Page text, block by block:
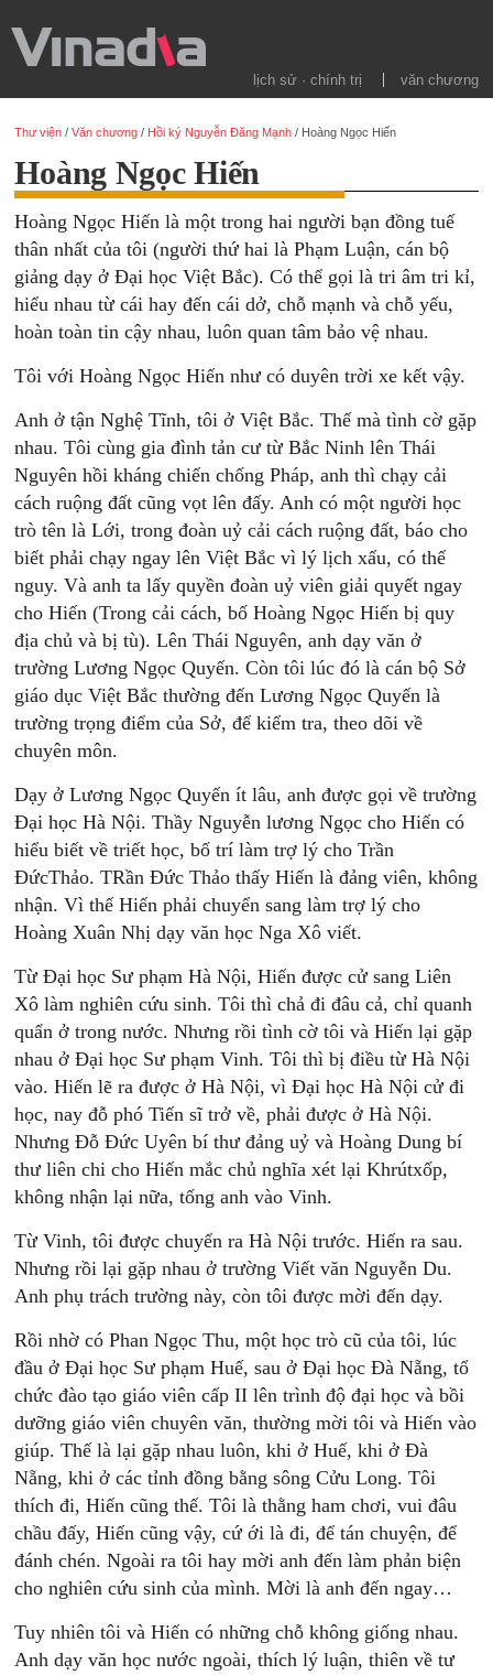
lịch sử · chính trị văn chương
Thư viện /Văn chương / Hồi ký Nguyễn Đăng Mạnh / Hoàng Ngọc Hiến
Hoàng Ngọc Hiến
Hoàng Ngọc Hiến là một trong hai người bạn đồng tuế
thân nhất của tôi (người thứ hai là Phạm Luận, cán bộ
giảng dạy ở Đại học Việt Bắc). Có thể gọi là tri âm tri kỉ,
hiểu nhau từ cái hay đến cái dở, chỗ mạnh và chỗ yếu,
hoàn toàn tin cậy nhau, luôn quan tâm bảo vệ nhau.
Tôi với Hoàng Ngọc Hiến như có duyên trời xe kết vậy.
Anh ở tận Nghệ Tĩnh, tôi ở Việt Bắc. Thế mà tình cờ gặp
nhau. Tôi cùng gia đình tản cư từ Bắc Ninh lên Thái
Nguyên hồi kháng chiến chống Pháp, anh thì chạy cải
cách ruộng đất cũng vọt lên đấy. Anh có một người học
trò tên là Lới, trong đoàn uỷ cải cách ruộng đất, báo cho
biết phải chạy ngay lên Việt Bắc vì lý lịch xấu, có thể
nguy. Và anh ta lấy quyền đoàn uỷ viên giải quyết ngay
cho Hiến (Trong cải cách, bố Hoàng Ngọc Hiến bị quy
địa chủ và bị tù). Lên Thái Nguyên, anh dạy văn ở
trường Lương Ngọc Quyến. Còn tôi lúc đó là cán bộ Sở
giáo dục Việt Bắc thường đến Lương Ngọc Quyến là
trường trọng điểm của Sở, để kiểm tra, theo dõi về
chuyên môn.
Dạy ở Lương Ngọc Quyến ít lâu, anh được gọi về trường
Đại học Hà Nội. Thầy Nguyễn lương Ngọc cho Hiến có
hiểu biết về triết học, bố trí làm trợ lý cho Trần
ĐứcThảo. TRần Đức Thảo thấy Hiến là đảng viên, không
nhận. Vì thế Hiến phải chuyển sang làm trợ lý cho
Hoàng Xuân Nhị dạy văn học Nga Xô viết.
Từ Đại học Sư phạm Hà Nội, Hiến được cử sang Liên
Xô làm nghiên cứu sinh. Tôi thì chả đi đâu cả, chỉ quanh
quẩn ở trong nước. Nhưng rồi tình cờ tôi và Hiến lại gặp
nhau ở Đại học Sư phạm Vinh. Tôi thì bị điều từ Hà Nội
vào. Hiến lẽ ra được ở Hà Nội, vì Đại học Hà Nội cử đi
học, nay đỗ phó Tiến sĩ trở về, phải được ở Hà Nội.
Nhưng Đỗ Đức Uyên bí thư đảng uỷ và Hoàng Dung bí
thư liên chi cho Hiến mắc chủ nghĩa xét lại Khrútxốp,
không nhận lại nữa, tống anh vào Vinh.
Từ Vinh, tôi được chuyển ra Hà Nội trước. Hiến ra sau.
Nhưng rồi lại gặp nhau ở trường Viết văn Nguyễn Du.
Anh phụ trách trường này, còn tôi được mời đến dạy.
Rồi nhờ có Phan Ngọc Thu, một học trò cũ của tôi, lúc
đầu ở Đại học Sư phạm Huế, sau ở Đại học Đà Nẵng, tổ
chức đào tạo giáo viên cấp II lên trình độ đại học và bồi
dưỡng giáo viên chuyên văn, thường mời tôi và Hiến vào
giúp. Thế là lại gặp nhau luôn, khi ở Huế, khi ở Đà
Nẵng, khi ở các tỉnh đồng bằng sông Cửu Long. Tôi
thích đi, Hiến cũng thế. Tôi là thằng ham chơi, vui đâu
chầu đấy, Hiến cũng vậy, cứ ới là đi, để tán chuyện, để
đánh chén. Ngoài ra tôi hay mời anh đến làm phản biện
cho nghiên cứu sinh của mình. Mời là anh đến ngay…
Tuy nhiên tôi và Hiến có những chỗ không giống nhau.
Anh dạy văn học nước ngoài, thích lý luận, thiên về tư